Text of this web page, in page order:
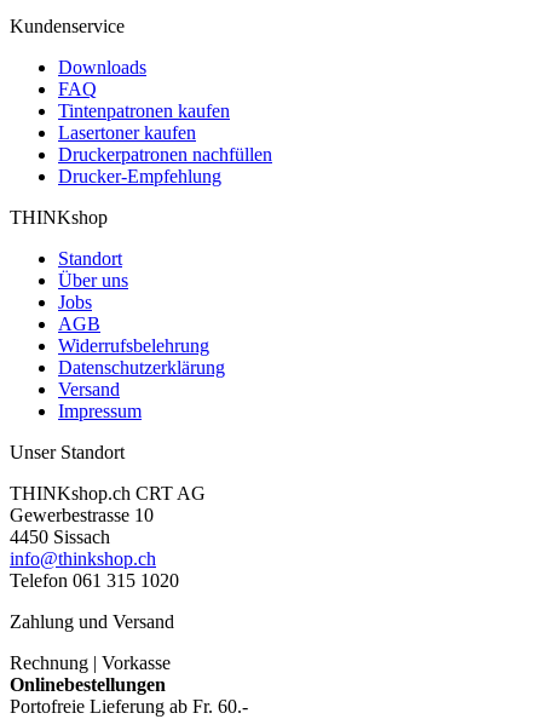
Kundenservice
Downloads
FAQ
Tintenpatronen kaufen
Lasertoner kaufen
Druckerpatronen nachfüllen
Drucker-Empfehlung
THINKshop
Standort
Über uns
Jobs
AGB
Widerrufsbelehrung
Datenschutzerklärung
Versand
Impressum
Unser Standort
THINKshop.ch CRT AG
Gewerbestrasse 10
4450 Sissach
info@thinkshop.ch
Telefon 061 315 1020
Zahlung und Versand
Rechnung | Vorkasse
Onlinebestellungen
Portofreie Lieferung ab Fr. 60.-